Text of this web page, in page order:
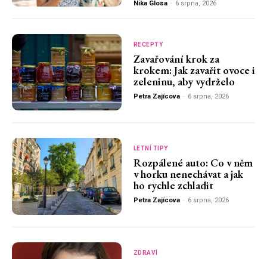
Nika Glosa - 6 srpna, 2026
RECEPTY
Zavařování krok za
krokem: Jak zavařit ovoce i
zeleninu, aby vydrželo
Petra Zajícova - 6 srpna, 2026
LETNÍ TIPY
Rozpálené auto: Co v něm
v horku nenechávat a jak
ho rychle zchladit
Petra Zajícova - 6 srpna, 2026
ZDRAVÍ